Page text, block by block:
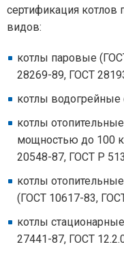
сертификация
видов:
котлы паровые
28269-89, ГОСТ
котлы
котлы
мощностью до 100
20548-87, ГОСТ Р
котлы
(ГОСТ 10617-83,
котлы
27441-87, ГОСТ